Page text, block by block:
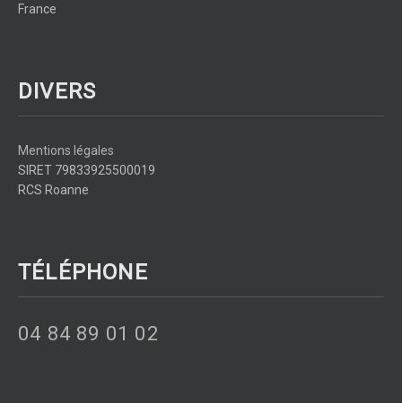
France
DIVERS
Mentions légales
SIRET 79833925500019
RCS Roanne
TÉLÉPHONE
04 84 89 01 02